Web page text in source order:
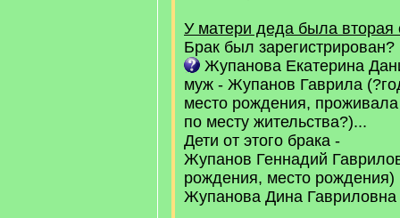
У матери деда была вторая
Брак был зарегистрирован?
Жупанова Екатерина
муж - Жупанов Гаврила
место рождения,
по месту жительства?)...
Дети от этого брака -
Жупанов Геннадий
рождения, место рождения)
Жупанова Дина Гавриловна